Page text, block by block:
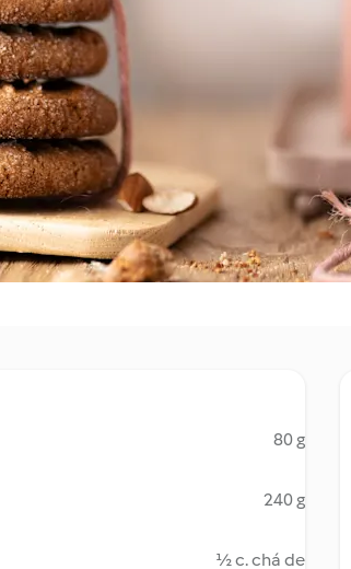
80 g
240 g
½ c. chá de